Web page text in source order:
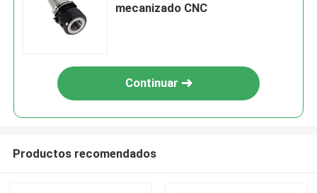
mecanizado CNC
Continuar
Productos recomendados